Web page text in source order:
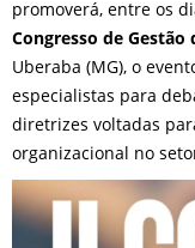
promoverá, entre os
Congresso de Gestão
Uberaba (MG), o
especialistas para
diretrizes voltadas
organizacional no